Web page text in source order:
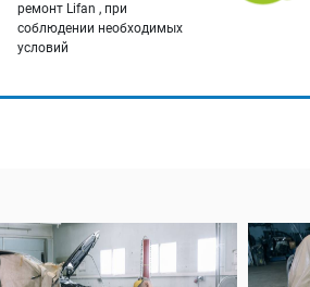
ремонт Lifan , при
соблюдении необходимых
условий